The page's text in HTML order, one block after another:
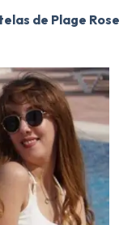
de Plage Rose